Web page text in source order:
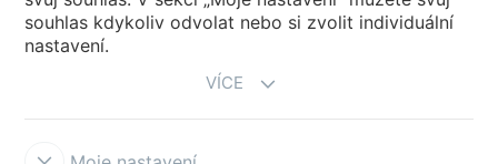
souhlas kdykoliv odvolat nebo si zvolit individuální
nastavení.
VÍCE